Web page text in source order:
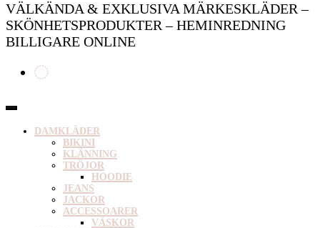
VÄLKÄNDA & EXKLUSIVA MÄRKESKLÄDER –
SKÖNHETSPRODUKTER – HEMINREDNING
BILLIGARE ONLINE
DAMKLÄDER
BIKINI
KLÄNNING
TRÖJOR
HOODIE
JEANS
JACKOR
ACCESSOARER
VÄSKOR